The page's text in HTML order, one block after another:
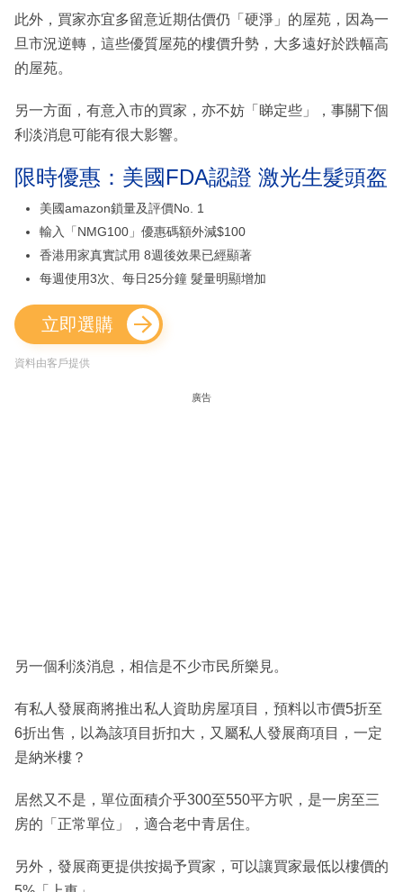
此外，買家亦宜多留意近期估價仍「硬淨」的屋苑，因為一
旦市況逆轉，這些優質屋苑的樓價升勢，大多遠好於跌幅高
的屋苑。
另一方面，有意入市的買家，亦不妨「睇定些」，事關下個
利淡消息可能有很大影響。
限時優惠：美國FDA認證 激光生髮頭盔
美國amazon鎖量及評價No. 1
輸入「NMG100」優惠碼額外減$100
香港用家真實試用 8週後效果已經顯著
每週使用3次、每日25分鐘 髮量明顯增加
立即選購
資料由客戶提供
廣告
另一個利淡消息，相信是不少市民所樂見。
有私人發展商將推出私人資助房屋項目，預料以市價5折至
6折出售，以為該項目折扣大，又屬私人發展商項目，一定
是納米樓？
居然又不是，單位面積介乎300至550平方呎，是一房至三
房的「正常單位」，適合老中青居住。
另外，發展商更提供按揭予買家，可以讓買家最低以樓價的